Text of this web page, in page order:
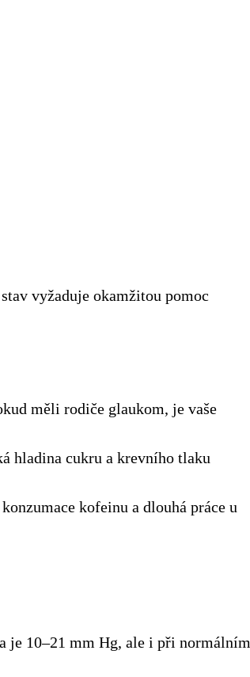
vyžaduje okamžitou pomoc
měli rodiče glaukom, je vaše
hladina cukru a krevního tlaku
kofeinu a dlouhá práce u
je 10–21 mm Hg, ale i při normálním